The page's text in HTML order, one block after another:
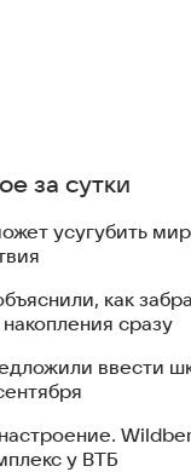
за сутки
усугубить
как
сразу
ввести
у ВТБ